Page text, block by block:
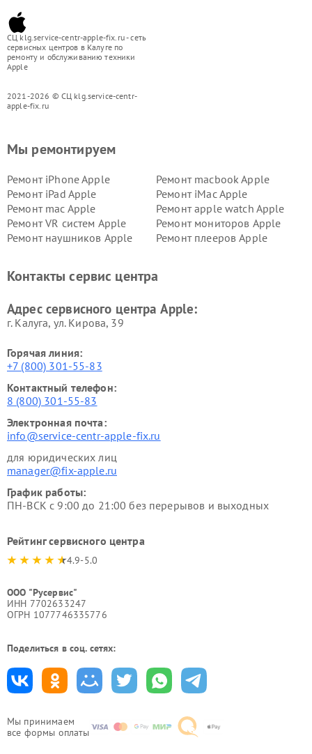
СЦ klg.service-centr-apple-fix.ru - сеть
сервисных центров в Калуге по
ремонту и обслуживанию техники
Apple
2021-2026 © СЦ klg.service-centr-
apple-fix.ru
Мы принимаем
все формы оплаты
Мы ремонтируем
Ремонт iPhone Apple
Ремонт macbook Apple
Ремонт iPad Apple
Ремонт iMac Apple
Ремонт mac Apple
Ремонт apple watch Apple
Ремонт VR систем Apple
Ремонт мониторов Apple
Ремонт наушников Apple
Ремонт плееров Apple
Контакты сервис центра
Адрес сервисного центра Apple:
г. Калуга, ул. Кирова, 39
Горячая линия:
+7 (800) 301-55-83
Контактный телефон:
8 (800) 301-55-83
Электронная почта:
info@service-centr-apple-fix.ru
для юридических лиц
manager@fix-apple.ru
График работы:
ПН-ВСК с 9:00 до 21:00 без перерывов и выходных
Рейтинг сервисного центра
4.9-5.0
ООО "Русервис"
ИНН 7702633247
ОГРН 1077746335776
Поделиться в соц. сетях: